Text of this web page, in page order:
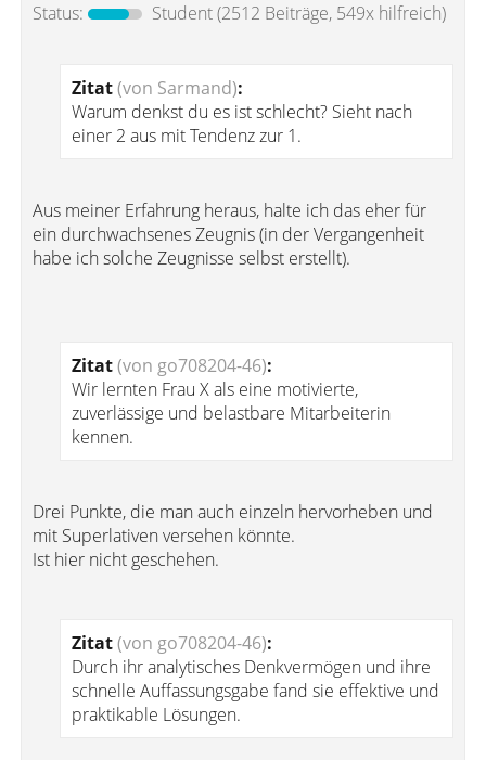
Status:
Student(2512 Beiträge, 549x hilfreich)
Zitat(von Sarmand):
Warum denkst du es ist schlecht? Sieht nach
einer 2 aus mit Tendenz zur 1.
Aus meiner Erfahrung heraus, halte ich das eher für
ein durchwachsenes Zeugnis (in der Vergangenheit
habe ich solche Zeugnisse selbst erstellt).
Zitat(von go708204-46):
Wir lernten Frau X als eine motivierte,
zuverlässige und belastbare Mitarbeiterin
kennen.
Drei Punkte, die man auch einzeln hervorheben und
mit Superlativen versehen könnte.
Ist hier nicht geschehen.
Zitat(von go708204-46):
Durch ihr analytisches Denkvermögen und ihre
schnelle Auffassungsgabe fand sie effektive und
praktikable Lösungen.